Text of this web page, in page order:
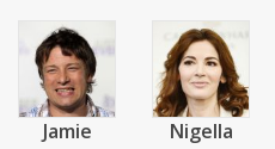
Jamie Nigella